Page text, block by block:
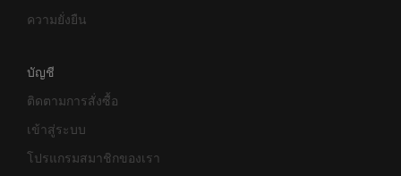
ความยั่งยืน
บัญชี
ติดตามการสั่งซื้อ
เข้าสู่ระบบ
โปรแกรมสมาชิกของเรา